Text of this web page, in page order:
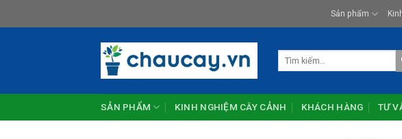
Sản phẩm
Tìm
SẢN PHẨM KINH NGHIỆM CÂY CẢNH KHÁCH HÀNG TƯ